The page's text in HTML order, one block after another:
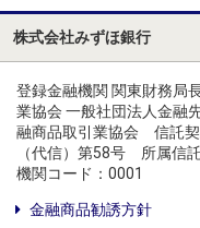
株式会社みずほ銀行
登録金融機関 関東財務局
業協会 一般社団法人金融
融商品取引業協会 信託
（代信）第58号 所属信
機関コード：0001
金融商品勧誘方針